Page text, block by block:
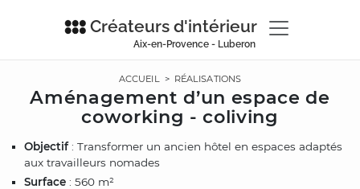
Créateurs d'intérieur
Aix-en-Provence - Luberon
ACCUEIL> RÉALISATIONS
Aménagement d’un espace de
coworking - coliving
Objectif: Transformer un ancien hôtel en espaces adaptés
aux travailleurs nomades
Surface : 560 m²